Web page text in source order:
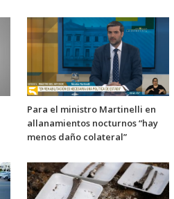
Para el ministro Martinelli en
allanamientos nocturnos “hay
menos daño colateral”